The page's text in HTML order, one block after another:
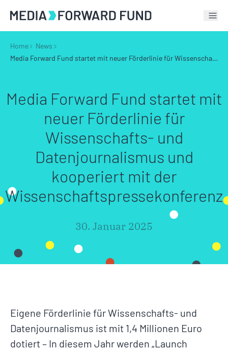
Home
News
Media Forward Fund startet mit neuer Förderlinie für Wissenschafts- und Datenjournalismus und kooperiert mit der Wissenschaftspressekonferenz
Media Forward Fund startet mit
neuer Förderlinie für
Wissenschafts- und
Datenjournalismus und
kooperiert mit der
Wissenschaftspressekonferenz
30. Januar 2025
Eigene Förderlinie für Wissenschafts- und
Datenjournalismus ist mit 1,4 Millionen Euro
dotiert – In diesem Jahr werden „Launch